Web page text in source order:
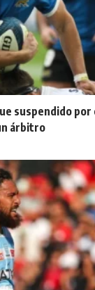
suspendido
árbitro